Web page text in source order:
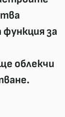
за
облекчи